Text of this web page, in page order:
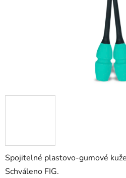
Spojitelné plastovo-gumové
Schváleno FIG.